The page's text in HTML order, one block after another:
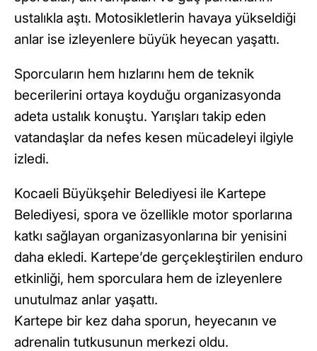
ustalıkla aştı. Motosikletlerin havaya yükseldiği
anlar ise izleyenlere büyük heyecan yaşattı.
Sporcuların hem hızlarını hem de teknik
becerilerini ortaya koyduğu organizasyonda
adeta ustalık konuştu. Yarışları takip eden
vatandaşlar da nefes kesen mücadeleyi ilgiyle
izledi.
Kocaeli Büyükşehir Belediyesi ile Kartepe
Belediyesi, spora ve özellikle motor sporlarına
katkı sağlayan organizasyonlarına bir yenisini
daha ekledi. Kartepe’de gerçekleştirilen enduro
etkinliği, hem sporculara hem de izleyenlere
unutulmaz anlar yaşattı.
Kartepe bir kez daha sporun, heyecanın ve
adrenalin tutkusunun merkezi oldu.